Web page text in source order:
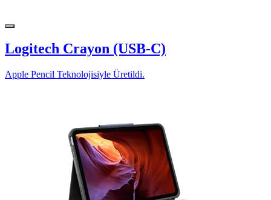
Logitech Crayon (USB-C)
Apple Pencil Teknolojisiyle Üretildi.